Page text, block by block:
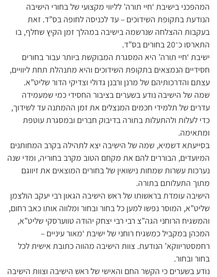
המהפכני בישיבת ‘חיי תורה’ לליווי מקצועי של בחורי הישיבה
הנודעת בתקופת השידוכים – עד לכניסה לחופה בס”ד. זאת
בעקבות ההצלחה שנרשמה בישיבה במהלך זמן הקיץ שחלף, בו
התארסו כ־20 בחורים בס”ד.
ישיבת ‘חיי תורה’ היא המסגרת המבוקשת ביותר עבור בחורים
חסידיים הנמצאים בתקופת השידוכים והיא מתנהלת תחת ליוויים,
עצתם והדרכותיהם של מרנן ורבנן גדולי וצדיקי הדור שליט”א.
שמה של הישיבה נודע בשערים בציבור החסידי כמי שמעמידה
עדרים של תלמידי חכמים המנצלים את זמן ההמתנה עד לשידוך,
כדי לעלות ולהתעלות בתורה בדיבוק חברים ובמסגרת עוטפת
ומתאימה.
בסייעתא דשמיא, שמה של הישיבה יצא לתהילה בקרב המחותנים
המיועדים, הבוררים להם את מקחם הטוב מקרב בחוריה, ומדי שנה
נערכות עשרות שמחות נישואין של בחורים המוצאים את זיווגם
מתוך התעלותם בתורה.
הישיבה עומדת בראשותו של ראש הישיבה הגאון רבי יעקב הולצמן
שליט”א, המוסר נפשו למען כל בחור ובחור ומלווה אותו כאב רחום,
והמשגיח הרוחני הגה”צ רבי רבי יצחק יהודה טווערסקי שליט”א,
המכהן במקביל כמשגיח רוחני של ישיבת ‘מאור עיניים –
רחמסטריווקא’ הנודעת. צוות הישיבה מהווה כתובת אישית לכל
בחור ובחור.
נודע בשערים כי הקשר החם והאישי של ראש הישיבה וצוות הישיבה